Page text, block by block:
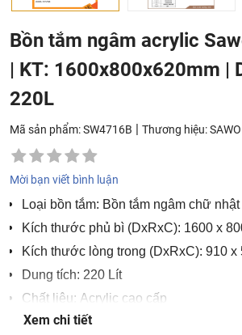
Bồn tắm ngâm acrylic
| KT: 1600x800x620mm |
220L
Mã sản phẩm: SW4716B | Thương hiệu:
Mời bạn viết bình luận
Loại bồn tắm: Bồn tắm ngâm chữ nhật
Kích thước phủ bì (DxRxC): 1600 x
Kích thước lòng trong (DxRxC): 910 x
Dung tích: 220 Lít
Chất liệu: Acrylic cao cấp
Màu sắc: Trắng
Xem chi tiết